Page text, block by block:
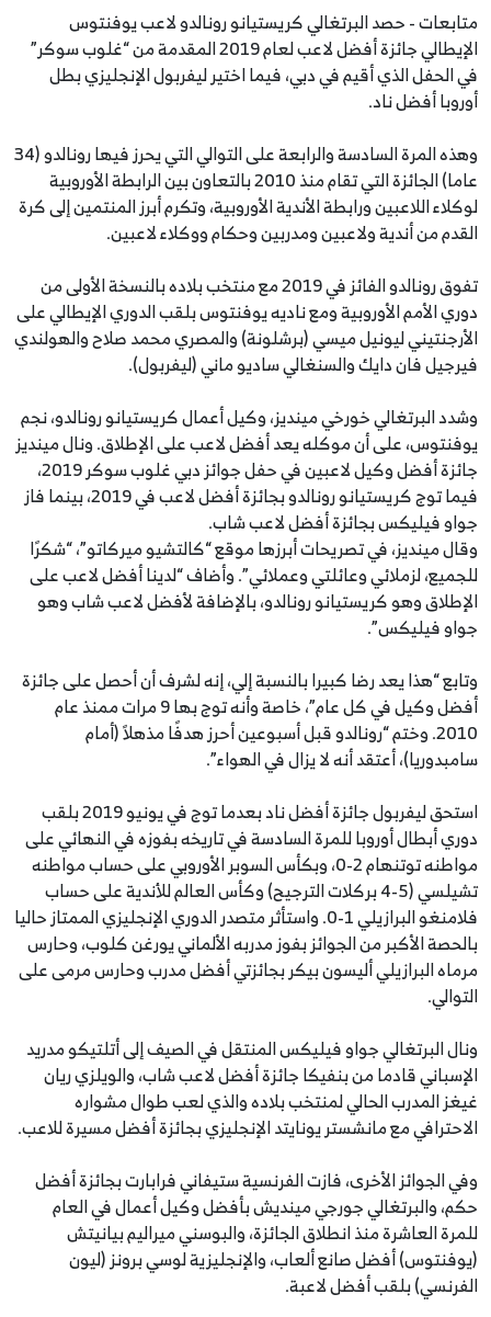
متابعات - حصد البرتغالي كريستيانو رونالدو لاعب يوفنتوس
الإيطالي جائزة أفضل لاعب لعام 2019 المقدمة من “غلوب سوكر”
في الحفل الذي أقيم في دبي، فيما اختير ليفربول الإنجليزي بطل
أوروبا أفضل ناد.
وهذه المرة السادسة والرابعة على التوالي التي يحرز فيها رونالدو (34
عاما) الجائزة التي تقام منذ 2010 بالتعاون بين الرابطة الأوروبية
لوكلاء اللاعبين ورابطة الأندية الأوروبية، وتكرم أبرز المنتمين إلى كرة
القدم من أندية ولاعبين ومدربين وحكام ووكلاء لاعبين.
تفوق رونالدو الفائز في 2019 مع منتخب بلاده بالنسخة الأولى من
دوري الأمم الأوروبية ومع ناديه يوفنتوس بلقب الدوري الإيطالي على
الأرجنتيني ليونيل ميسي (برشلونة) والمصري محمد صلاح والهولندي
فيرجيل فان دايك والسنغالي ساديو ماني (ليفربول).
وشدد البرتغالي خورخي مينديز، وكيل أعمال كريستيانو رونالدو، نجم
يوفنتوس، على أن موكله يعد أفضل لاعب على الإطلاق. ونال مينديز
جائزة أفضل وكيل لاعبين في حفل جوائز دبي غلوب سوكر 2019،
فيما توج كريستيانو رونالدو بجائزة أفضل لاعب في 2019، بينما فاز
جواو فيليكس بجائزة أفضل لاعب شاب.
وقال مينديز، في تصريحات أبرزها موقع “كالتشيو ميركاتو”، “شكرًا
للجميع، لزملائي وعائلتي وعملائي”. وأضاف “لدينا أفضل لاعب على
الإطلاق وهو كريستيانو رونالدو، بالإضافة لأفضل لاعب شاب وهو
جواو فيليكس”.
وتابع “هذا يعد رضا كبيرا بالنسبة إلي، إنه لشرف أن أحصل على جائزة
أفضل وكيل في كل عام”، خاصة وأنه توج بها 9 مرات ممنذ عام
2010. وختم “رونالدو قبل أسبوعين أحرز هدفًا مذهلاً (أمام
سامبدوريا)، أعتقد أنه لا يزال في الهواء”.
استحق ليفربول جائزة أفضل ناد بعدما توج في يونيو 2019 بلقب
دوري أبطال أوروبا للمرة السادسة في تاريخه بفوزه في النهائي على
مواطنه توتنهام 2-0، وبكأس السوبر الأوروبي على حساب مواطنه
تشيلسي (5-4 بركلات الترجيح) وكأس العالم للأندية على حساب
فلامنغو البرازيلي 1-0. واستأثر متصدر الدوري الإنجليزي الممتاز حاليا
بالحصة الأكبر من الجوائز بفوز مدربه الألماني يورغن كلوب، وحارس
مرماه البرازيلي أليسون بيكر بجائزتي أفضل مدرب وحارس مرمى على
التوالي.
ونال البرتغالي جواو فيليكس المنتقل في الصيف إلى أتلتيكو مدريد
الإسباني قادما من بنفيكا جائزة أفضل لاعب شاب، والويلزي ريان
غيغز المدرب الحالي لمنتخب بلاده والذي لعب طوال مشواره
الاحترافي مع مانشستر يونايتد الإنجليزي بجائزة أفضل مسيرة للاعب.
وفي الجوائز الأخرى، فازت الفرنسية ستيفاني فرابارت بجائزة أفضل
حكم، والبرتغالي جورجي مينديش بأفضل وكيل أعمال في العام
للمرة العاشرة منذ انطلاق الجائزة، والبوسني ميراليم بيانيتش
(يوفنتوس) أفضل صانع ألعاب، والإنجليزية لوسي برونز (ليون
الفرنسي) بلقب أفضل لاعبة.